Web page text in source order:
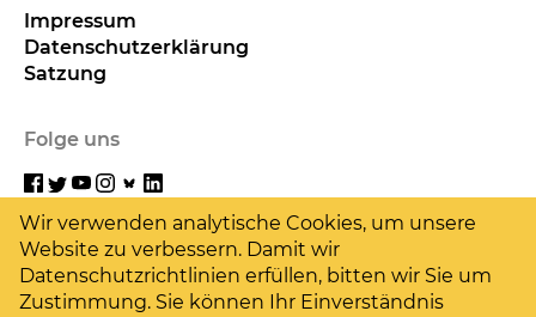
Impressum
Datenschutzerklärung
Satzung
Folge uns
Hilf uns
Wir verwenden analytische Cookies, um unsere
Website zu verbessern. Damit wir
Datenschutzrichtlinien erfüllen, bitten wir Sie um
Zustimmung. Sie können Ihr Einverständnis